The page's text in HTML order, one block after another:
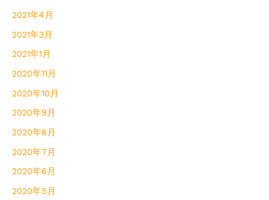
2021年4月
2021年3月
2021年1月
2020年11月
2020年10月
2020年9月
2020年8月
2020年7月
2020年6月
2020年5月